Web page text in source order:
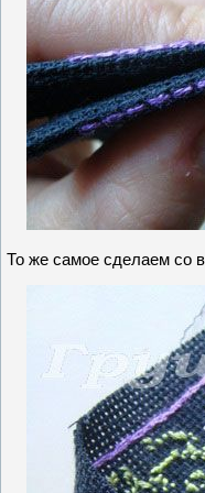
То же самое сделаем со